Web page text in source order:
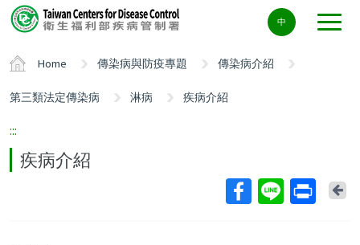
Center
block
中
Home 傳染病與防疫專題 傳染病介紹
第三類法定傳染病 淋病 疾病介紹
:::
疾病介紹